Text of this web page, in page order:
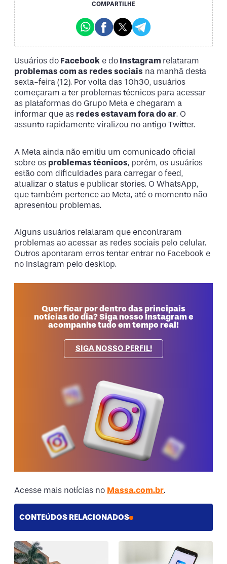
COMPARTILHE
Usuários do Facebook e do Instagram relataram
problemas com as redes sociais na manhã desta
sexta-feira (12). Por volta das 10h30, usuários
começaram a ter problemas técnicos para acessar
as plataformas do Grupo Meta e chegaram a
informar que as redes estavam fora do ar. O
assunto rapidamente viralizou no antigo Twitter.
A Meta ainda não emitiu um comunicado oficial
sobre os problemas técnicos, porém, os usuários
estão com dificuldades para carregar o feed,
atualizar o status e publicar stories. O WhatsApp,
que também pertence ao Meta, até o momento não
apresentou problemas.
Alguns usuários relataram que encontraram
problemas ao acessar as redes sociais pelo celular.
Outros apontaram erros tentar entrar no Facebook e
no Instagram pelo desktop.
Quer ficar por dentro das principais
notícias do dia? Siga nosso Instagram e
acompanhe tudo em tempo real!
SIGA NOSSO PERFIL!
Acesse mais notícias no Massa.com.br.
CONTEÚDOS RELACIONADOS